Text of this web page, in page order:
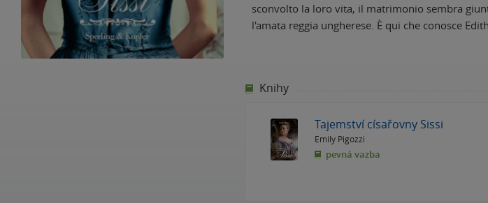
sconvolto la loro vita, il matrimonio sembra
l'amata reggia ungherese. È qui che conosce
Knihy
Tajemství císařovny Sissi
Emily Pigozzi
pevná vazba